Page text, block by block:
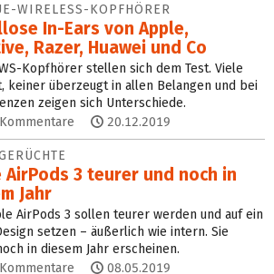
WIRELESS-KOPFHÖRER
In-Ears von Apple,
Razer, Huawei und Co
Kopfhörer stellen sich dem Test. Viele
keiner überzeugt in allen Belangen und bei
zeigen sich Unterschiede.
Kommentare 20.12.2019
AirPods 3 teurer und noch in
Jahr
AirPods 3 sollen teurer werden und auf ein
setzen – äußerlich wie intern. Sie
in diesem Jahr erscheinen.
Kommentare 08.05.2019